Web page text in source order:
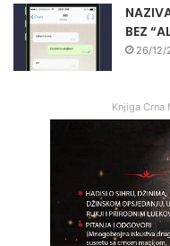
BEZ
26/12/
Knjiga